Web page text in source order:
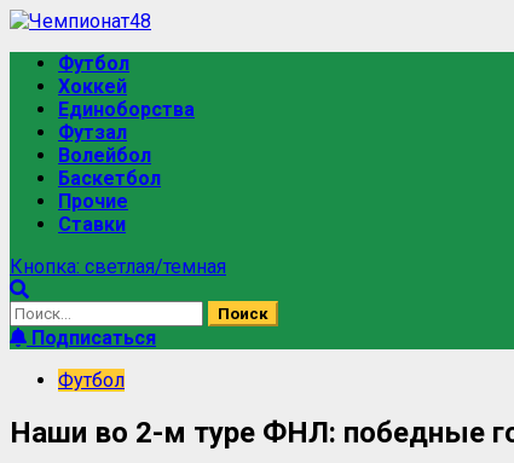
Футбол
Хоккей
Единоборства
Футзал
Волейбол
Баскетбол
Прочие
Ставки
Кнопка: светлая/темная
Подписаться
Футбол
Наши во 2-м туре ФНЛ: победные